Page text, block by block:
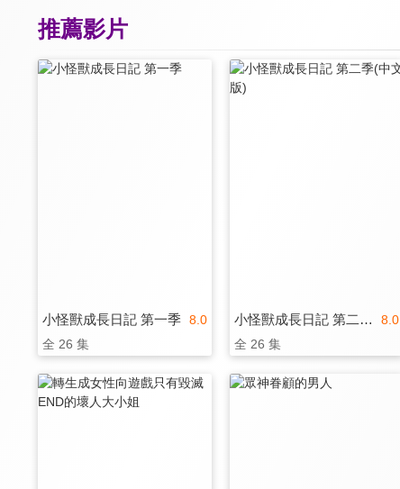
推薦影片
8.0
小怪獸成長日記 第一季
全 26 集
8.0
小怪獸成長日記 第二季(中文版)
全 26 集